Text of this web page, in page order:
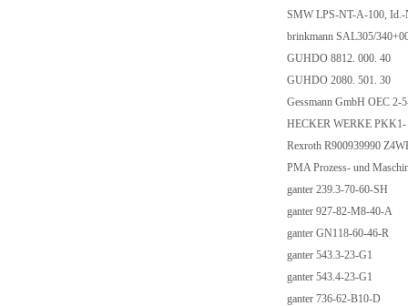
SMW LPS-NT-A-100,
brinkmann SAL305/
GUHDO 8812. 000. 40
GUHDO 2080. 501. 30
Gessmann GmbH OEC
HECKER WERKE
Rexroth R900939990
PMA Prozess- und
ganter 239.3-70-60-SH
ganter 927-82-M8-40-A
ganter GN118-60-46-R
ganter 543.3-23-G1
ganter 543.4-23-G1
ganter 736-62-B10-D